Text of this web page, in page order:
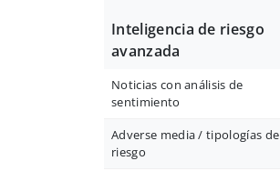
Inteligencia de riesgo
avanzada
Noticias con análisis de
sentimiento
Adverse media / tipologías de
riesgo